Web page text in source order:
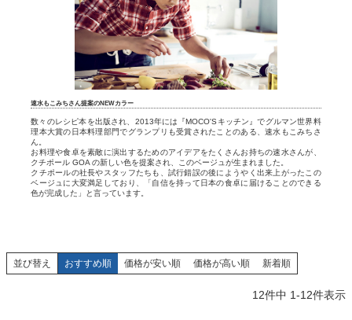
速水もこみちさん提案のNEWカラー
数々のレシピ本を出版され、2013年には『MOCO'Sキッチン』でグルマン世界料
理本大賞の日本料理部門でグランプリも受賞されたことのある、速水もこみちさ
ん。
お料理や食卓を素敵に演出するためのアイデアをたくさんお持ちの速水さんが、
クチポール GOA の新しい色を提案され、このベージュが生まれました。
クチポールの社長やスタッフたちも、試行錯誤の後にようやく出来上がったこの
ベージュに大変満足しており、「自信を持って日本の食卓に届けることのできる
色が完成した」と言っています。
並び替え おすすめ順 価格が安い順 価格が高い順 新着順
12件中 1-12件表示